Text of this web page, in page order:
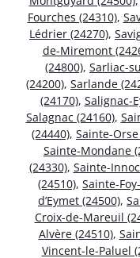
Fourches (24310),
Lédrier (24270),
de-Miremont
(24800), Sarliac-
(24200), Sarlande
(24170), Salignac-
Salagnac (24160),
(24440), Sainte-
Sainte-Mondane
(24330), Sainte-
(24510), Sainte-
d’Eymet (24500),
Croix-de-Mareuil
Alvère (24510),
Vincent-le-Paluel